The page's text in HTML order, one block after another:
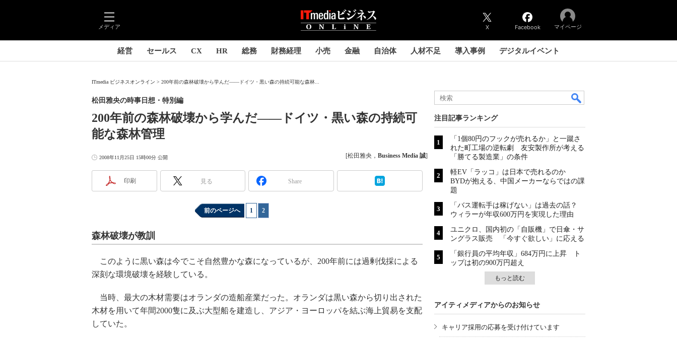
メディア X Facebook マイページ
経営 セールス CX HR 総務 財務経理 小売 金融 自治体 人材不足 導入事例 デジタルイベント
ITmedia ビジネスオンライン 200年前の森林破壊から学んだ――ドイツ・黒い森の持続可能な森林...
200年前の森林破壊から学んだ――ドイツ・黒い森の持続可
能な森林管理
松田雅央の時事日想・特別編
2008年11月25日 15時00分 公開 [松田雅央， Business Media 誠]
印刷 見る Share
前のページへ 1 2
森林破壊が教訓
このように黒い森は今でこそ自然豊かな森になっているが、200年前には過剰伐採による
深刻な環境破壊を経験している。
当時、最大の木材需要はオランダの造船産業だった。オランダは黒い森から切り出された
木材を用いて年間2000隻に及ぶ大型船を建造し、アジア・ヨーロッパを結ぶ海上貿易を支配
していた。
注目記事ランキング
「1個80円のフックが売れるか」と一蹴さ
れた町工場の逆転劇 友安製作所が考える
「勝てる製造業」の条件
軽EV「ラッコ」は日本で売れるのか
BYDが抱える、中国メーカーならではの課
題
「バス運転手は稼げない」は過去の話？
ウィラーが年収600万円を実現した理由
ユニクロ、国内初の「自販機」で日傘・サ
ングラス販売 「今すぐ欲しい」に応える
「銀行員の平均年収」684万円に上昇 ト
ップは初の900万円超え
もっと読む
アイティメディアからのお知らせ
キャリア採用の応募を受け付けています